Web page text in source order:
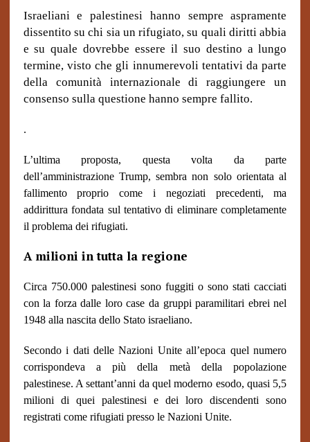
Israeliani e palestinesi hanno sempre aspramente
dissentito su chi sia un rifugiato, su quali diritti abbia
e su quale dovrebbe essere il suo destino a lungo
termine, visto che gli innumerevoli tentativi da parte
della comunità internazionale di raggiungere un
consenso sulla questione hanno sempre fallito.
.
L’ultima proposta, questa volta da parte
dell’amministrazione Trump, sembra non solo orientata al
fallimento proprio come i negoziati precedenti, ma
addirittura fondata sul tentativo di eliminare completamente
il problema dei rifugiati.
A milioni in tutta la regione
Circa 750.000 palestinesi sono fuggiti o sono stati cacciati
con la forza dalle loro case da gruppi paramilitari ebrei nel
1948 alla nascita dello Stato israeliano.
Secondo i dati delle Nazioni Unite all’epoca quel numero
corrispondeva a più della metà della popolazione
palestinese. A settant’anni da quel moderno esodo, quasi 5,5
milioni di quei palestinesi e dei loro discendenti sono
registrati come rifugiati presso le Nazioni Unite.